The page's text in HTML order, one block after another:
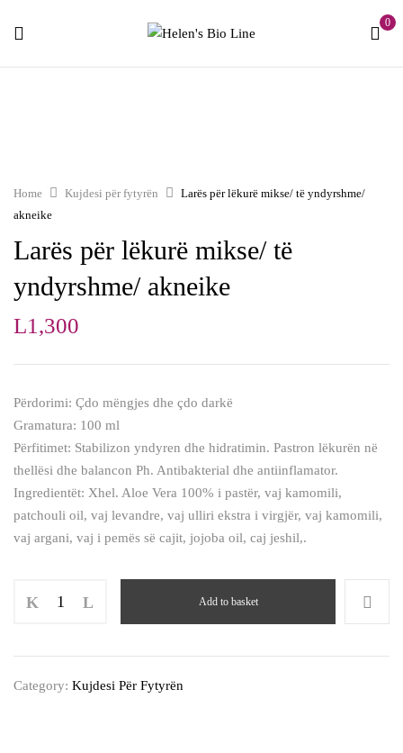
0
Home Kujdesi për fytyrën
Larës për lëkurë mikse/ të yndyrshme/
akneike
Larës për lëkurë mikse/ të
yndyrshme/ akneike
L1,300
Përdorimi: Çdo mëngjes dhe çdo darkë
Gramatura: 100 ml
Përfitimet: Stabilizon yndyren dhe hidratimin. Pastron lëkurën në
thellësi dhe balancon Ph. Antibakterial dhe antiinflamator.
Ingredientët: Xhel. Aloe Vera 100% i pastër, vaj kamomili,
patchouli oil, vaj levandre, vaj ulliri ekstra i virgjër, vaj kamomili,
vaj argani, vaj i pemës së cajit, jojoba oil, caj jeshil,.
mikse/
të
Add to basket
Category: Kujdesi Për Fytyrën